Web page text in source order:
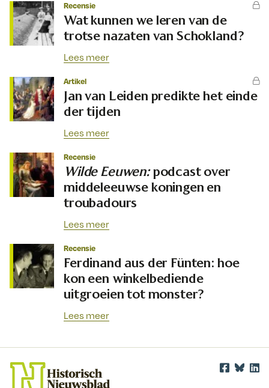
Recensie
Wat kunnen we leren van de
trotse nazaten van Schokland?
Lees meer
Artikel
Jan van Leiden predikte het einde
der tijden
Lees meer
Recensie
Wilde Eeuwen:podcast over
middeleeuwse koningen en
troubadours
Lees meer
Recensie
Ferdinand aus der Fünten: hoe
kon een winkelbediende
uitgroeien tot monster?
Lees meer